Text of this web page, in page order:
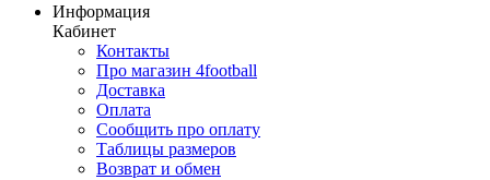
Информация
Кабинет
Контакты
Про магазин 4football
Доставка
Оплата
Сообщить про оплату
Таблицы размеров
Возврат и обмен